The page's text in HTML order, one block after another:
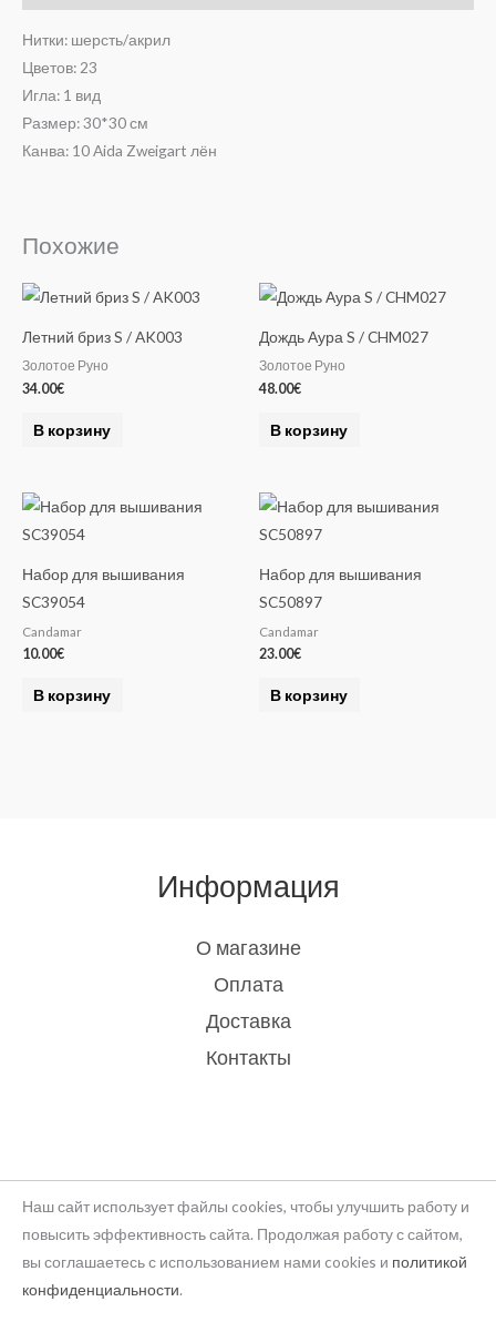
Нитки: шерсть/акрил
Цветов: 23
Игла: 1 вид
Размер: 30*30 см
Канва: 10 Aida Zweigart лён
Похожие
Летний бриз S / AK003
Золотое Руно
34.00€
В корзину
Дождь Аура S / CHM027
Золотое Руно
48.00€
В корзину
Набор для вышивания
SC39054
Candamar
10.00€
В корзину
Набор для вышивания
SC50897
Candamar
23.00€
В корзину
Информация
О магазине
Оплата
Доставка
Контакты
Наш сайт использует файлы cookies, чтобы улучшить работу и
повысить эффективность сайта. Продолжая работу с сайтом,
вы соглашаетесь с использованием нами cookies и политикой
конфиденциальности.